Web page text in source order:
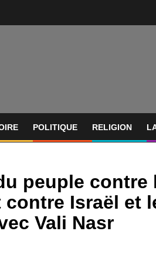
POLITIQUE RELIGION
peuple contre
contre Israël et
Vali Nasr